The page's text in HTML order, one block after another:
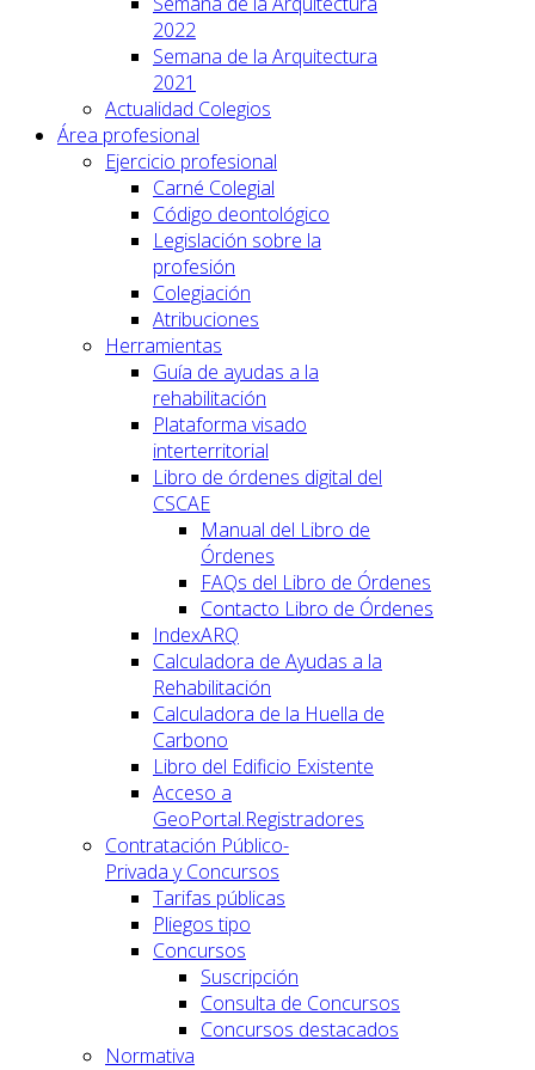
2022
Semana de la Arquitectura
2021
Actualidad Colegios
Área profesional
Ejercicio profesional
Carné Colegial
Código deontológico
Legislación sobre la
profesión
Colegiación
Atribuciones
Herramientas
Guía de ayudas a la
rehabilitación
Plataforma visado
interterritorial
Libro de órdenes digital del
CSCAE
Manual del Libro de
Órdenes
FAQs del Libro de Órdenes
Contacto Libro de Órdenes
IndexARQ
Calculadora de Ayudas a la
Rehabilitación
Calculadora de la Huella de
Carbono
Libro del Edificio Existente
Acceso a
GeoPortal.Registradores
Contratación Público-
Privada y Concursos
Tarifas públicas
Pliegos tipo
Concursos
Suscripción
Consulta de Concursos
Concursos destacados
Normativa